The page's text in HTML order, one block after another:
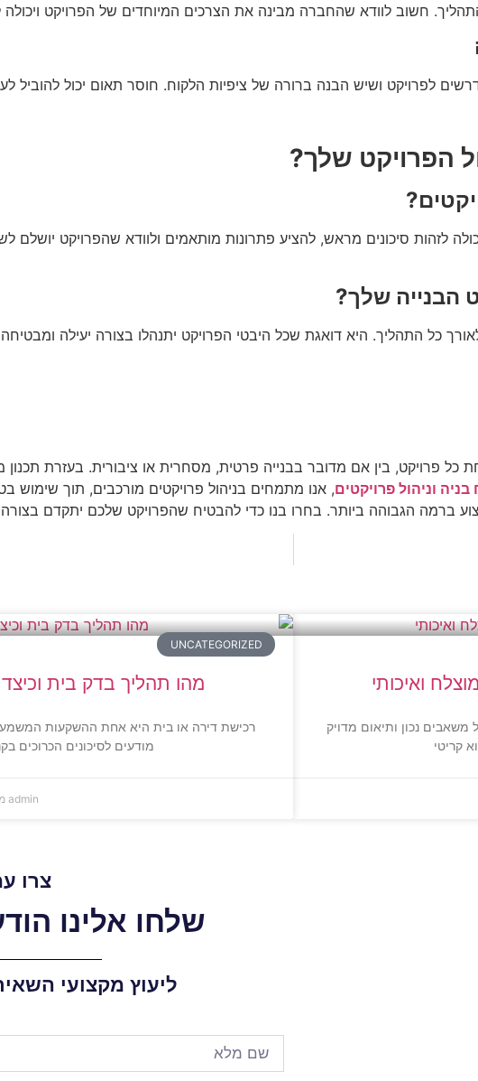
חשוב לוודא שהחברה מבינה את הצרכים המיוחדים של הפרויקט
לפרויקט ושיש הבנה ברורה של ציפיות הלקוח. חוסר תאום יכול להוביל
הפרויקט שלך?
לזהות סיכונים מראש, להציע פתרונות מותאמים ולוודא שהפרויקט יושלם
הבנייה שלך?
כל התהליך. היא דואגת שכל היבטי הפרויקט יתנהלו בצורה יעילה
פרויקט, בין אם מדובר בבנייה פרטית, מסחרית או ציבורית. בעזרת
וניהול פרויקטים, אנו מתמחים בניהול פרויקטים מורכבים, תוך שימוש
ברמה הגבוהה ביותר. בחרו בנו כדי להבטיח שהפרויקט שלכם יתקדם
ואיכותי
משאבים נכון ותיאום מדויק
קריטי
UNCATEGORIZED
מהו תהליך בדק בית
רכישת דירה או בית היא אחת ההשקעות
מודעים לסיכונים הכרוכים
admin
צרו
שלחו אלינו
ליעוץ מקצועי